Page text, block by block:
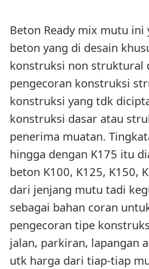
Beton Ready mix mutu ini
beton yang di desain
konstruksi non struktural
pengecoran konstruksi
konstruksi yang tdk
konstruksi dasar atau
penerima muatan.
hingga dengan K175 itu
beton K100, K125, K150,
dari jenjang mutu tadi
sebagai bahan coran
pengecoran tipe
jalan, parkiran, lapangan
utk harga dari tiap-tiap